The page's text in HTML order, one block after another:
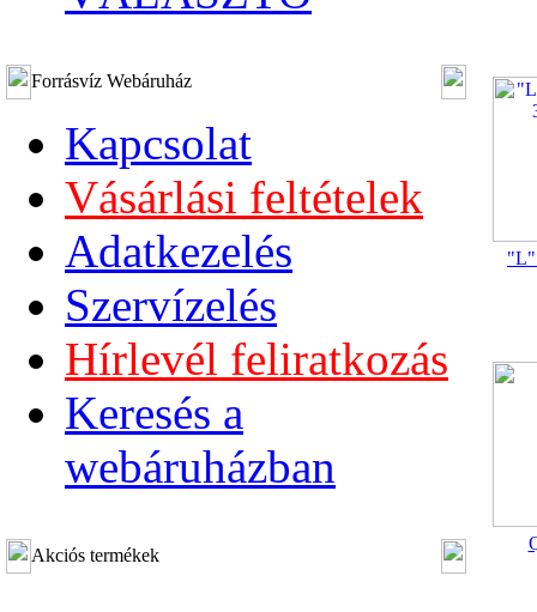
Forrásvíz Webáruház
Kapcsolat
Vásárlási feltételek
Adatkezelés
Szervízelés
Hírlevél feliratkozás
Keresés a
webáruházban
Akciós termékek
"L"